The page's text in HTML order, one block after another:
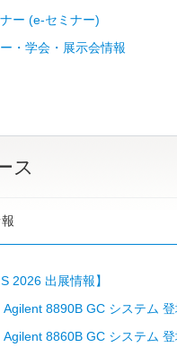
ー (e-セミナー)
・学会・展示会情報
ス
2026 出展情報】
Agilent 8890B GC システム 登
Agilent 8860B GC システム 登